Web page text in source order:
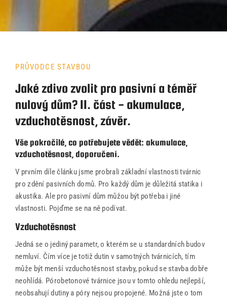
Úvod
Naše služby
Reference
Průvodce stavbou
O ateliéru
Kontakty
PRŮVODCE STAVBOU
Jaké zdivo zvolit pro pasivní a téměř
nulový dům? II. část - akumulace,
vzduchotěsnost, závěr.
Vše pokročilé, co potřebujete vědět: akumulace,
vzduchotěsnost, doporučení.
V prvním díle článku jsme probrali základní vlastnosti tvárnic
pro zdění pasivních domů. Pro každý dům je důležitá statika i
akustika. Ale pro pasivní dům můžou být potřeba i jiné
vlastnosti. Pojďme se na ně podívat.
Vzduchotěsnost
Jedná se o jediný parametr, o kterém se u standardních budov
nemluví. Čím více je totiž dutin v samotných tvárnicích, tím
může být menší vzduchotěsnost stavby, pokud se stavba dobře
neohlídá. Pórobetonové tvárnice jsou v tomto ohledu nejlepší,
neobsahují dutiny a póry nejsou propojené. Možná jste o tom